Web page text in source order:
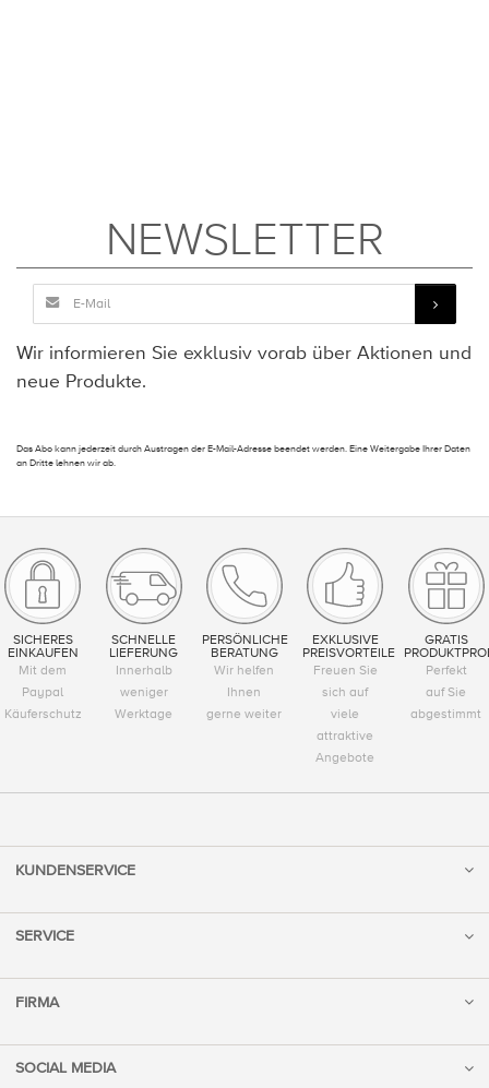
NEWSLETTER
Wir informieren Sie exklusiv vorab über Aktionen und
neue Produkte.
Das Abo kann jederzeit durch Austragen der E-Mail-Adresse beendet werden. Eine Weitergabe Ihrer Daten
an Dritte lehnen wir ab.
SICHERES
EINKAUFEN
Mit dem
Paypal
Käuferschutz
SCHNELLE
LIEFERUNG
Innerhalb
weniger
Werktage
PERSÖNLICHE
BERATUNG
Wir helfen
Ihnen
gerne weiter
EXKLUSIVE
PREISVORTEILE
Freuen Sie
sich auf
viele
attraktive
Angebote
GRATIS
Perfekt
auf Sie
abgestimmt
KUNDENSERVICE
SERVICE
FIRMA
SOCIAL MEDIA